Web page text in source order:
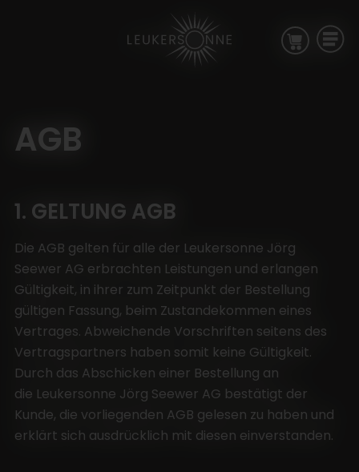
DEGUSTATIONEN
ÜBER UNS
AKTUELLES
KONTAKT
+41 27 473 34 66
info@leukersonne.ch
DEGUSTATIONEN UND VERKAUF VOR ORT
Für spontane Besuche und Weinverkauf sind wir
während unseren Öffnungszeiten gerne für Sie da.
AGB
1. GELTUNG AGB
Die AGB gelten für alle der Leukersonne Jörg
Seewer AG erbrachten Leistungen und erlangen
Gültigkeit, in ihrer zum Zeitpunkt der Bestellung
gültigen Fassung, beim Zustandekommen eines
Vertrages. Abweichende Vorschriften seitens des
Vertragspartners haben somit keine Gültigkeit.
Durch das Abschicken einer Bestellung an
die Leukersonne Jörg Seewer AG bestätigt der
Kunde, die vorliegenden AGB gelesen zu haben und
erklärt sich ausdrücklich mit diesen einverstanden.